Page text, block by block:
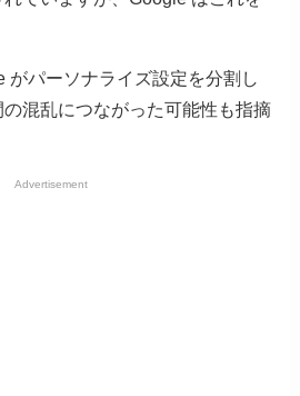
がパーソナライズ設定を分割し
混乱につながった可能性も指摘
Advertisement